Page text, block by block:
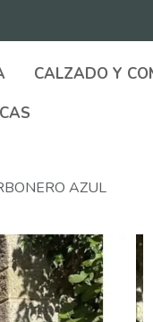
CALZADO Y
AZUL